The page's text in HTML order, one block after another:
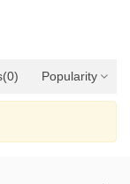
(0) Popularity